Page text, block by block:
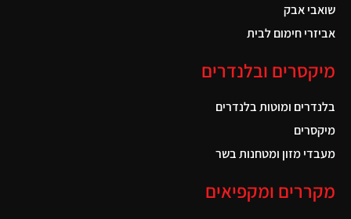
שואבי אבק
אביזרי חימום לבית
מיקסרים ובלנדרים
בלנדרים ומוטות בלנדרים
מיקסרים
מעבדי מזון ומטחנות בשר
מקררים ומקפיאים